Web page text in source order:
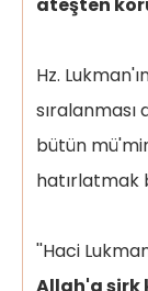
Hz.
bütün
hatırlatmak
''Haci